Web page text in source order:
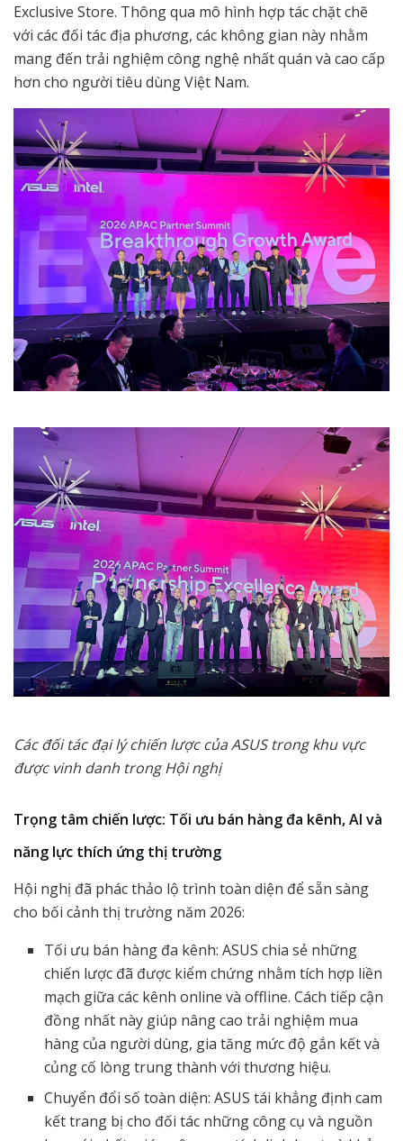
Exclusive Store. Thông qua mô hình hợp tác chặt chẽ
với các đối tác địa phương, các không gian này nhằm
mang đến trải nghiệm công nghệ nhất quán và cao cấp
hơn cho người tiêu dùng Việt Nam.
Các đối tác đại lý chiến lược của ASUS trong khu vực
được vinh danh trong Hội nghị
Trọng tâm chiến lược: Tối ưu bán hàng đa kênh, AI và
năng lực thích ứng thị trường
Hội nghị đã phác thảo lộ trình toàn diện để sẵn sàng
cho bối cảnh thị trường năm 2026:
Tối ưu bán hàng đa kênh: ASUS chia sẻ những
chiến lược đã được kiểm chứng nhằm tích hợp liền
mạch giữa các kênh online và offline. Cách tiếp cận
đồng nhất này giúp nâng cao trải nghiệm mua
hàng của người dùng, gia tăng mức độ gắn kết và
củng cố lòng trung thành với thương hiệu.
Chuyển đổi số toàn diện: ASUS tái khẳng định cam
kết trang bị cho đối tác những công cụ và nguồn